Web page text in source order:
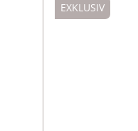
EXKLUSIV